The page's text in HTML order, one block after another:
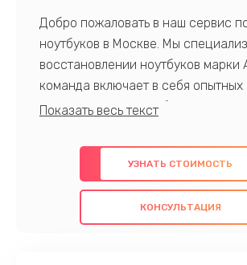
Добро пожаловать в наш сервис
ноутбуков в Москве. Мы
восстановлении ноутбуков марки
команда включает в себя опытных
профессионалов с обширными
предлагаем быстрый и
использованием оригинальных
также гарантируем качество всех
проведенных работ. Наша цель -
УЗНАТЬ СТОИМОСТЬ
КОНСУЛЬТАЦИЯ